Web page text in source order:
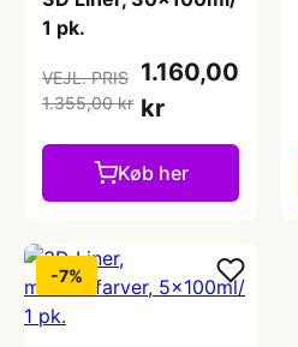
1 pk.
VEJL. PRIS
1.355,00 kr
1.160,00
kr
Køb her
-7%